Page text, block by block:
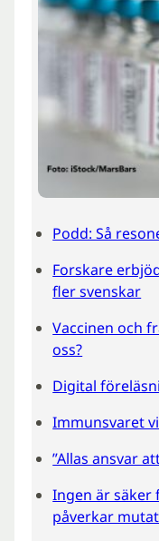
Podd: Så
Forskare
fler svenskar
Vaccinen och
oss?
Digital
Immunsvaret
”Allas ansvar
Ingen är säker
påverkar